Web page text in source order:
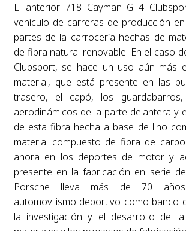
El anterior 718 Cayman GT4
vehículo de carreras de producción
partes de la carrocería hechas de
de fibra natural renovable. En el caso
Clubsport, se hace un uso aún más
material, que está presente en las
trasero, el capó, los
aerodinámicos de la parte delantera y
de esta fibra hecha a base de lino
material compuesto de fibra de
ahora en los deportes de motor y
presente en la fabricación en serie
Porsche lleva más de 70
automovilismo deportivo como banco
la investigación y el desarrollo de